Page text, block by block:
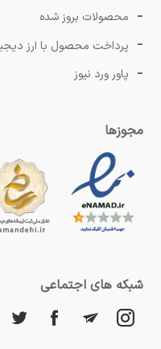
محصولات بروز شده
پرداخت محصول با ارز
پاور ورد نیوز
مجوزها
شبکه های اجتماعی